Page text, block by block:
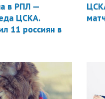
в РПЛ —
ЦСКА.
11 россиян в